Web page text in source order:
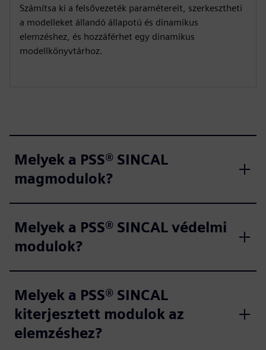
Számítsa ki a felsővezeték paramétereit, szerkesztheti
a modelleket állandó állapotú és dinamikus
elemzéshez, és hozzáférhet egy dinamikus
modellkönyvtárhoz.
Melyek a PSS® SINCAL
magmodulok?
Melyek a PSS® SINCAL védelmi
modulok?
Melyek a PSS® SINCAL
kiterjesztett modulok az
elemzéshez?